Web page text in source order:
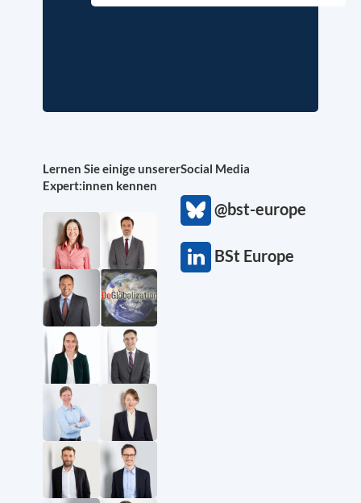
Lernen Sie einige unserer
Expert:innen kennen
Social Media
@bst-europe
BSt Europe